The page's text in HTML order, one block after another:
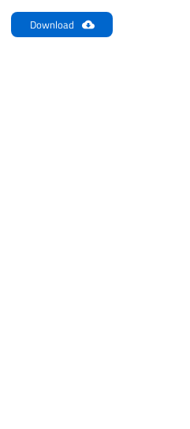
Download